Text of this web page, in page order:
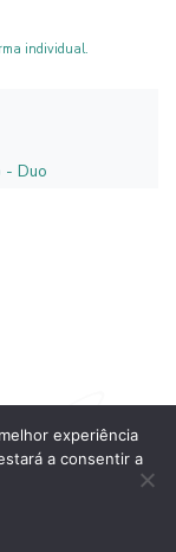
individual.
- Duo
experiência
a consentir a